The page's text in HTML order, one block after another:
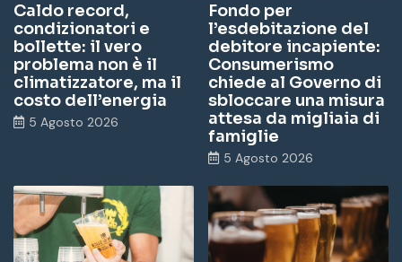
Caldo record,
condizionatori e
bollette: il vero
problema non è il
climatizzatore, ma il
costo dell’energia
5 Agosto 2026
Fondo per
l’esdebitazione del
debitore incapiente:
Consumerismo
chiede al Governo di
sbloccare una misura
attesa da migliaia di
famiglie
5 Agosto 2026